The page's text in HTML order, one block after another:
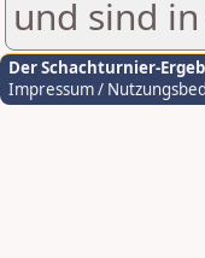
und sind
Der Schachturnier-
Impressum /